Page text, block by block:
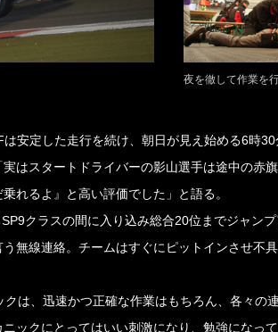
夜を徹して作業を
安定した走行を続け、朝日が見え始める6時
はスタートドライバーの影山選手は途中の赤
れるよ』と高い評価でした」と語る。
クラスの間に入り込み総合20位までジャン
無線連絡。チームはすぐにピットインさせ不
クは、迅速かつ正確な作業はもちろん、各々
ックにとってはいい刺激になり、勉強になって